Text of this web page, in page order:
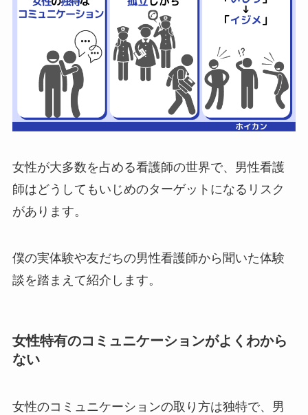
女性が大多数を占める看護師の世界で、男性看護
師はどうしてもいじめのターゲットになるリスク
があります。
僕の実体験や友だちの男性看護師から聞いた体験
談を踏まえて紹介します。
女性特有のコミュニケーションがよくわから
ない
女性のコミュニケーションの取り方は独特で、男